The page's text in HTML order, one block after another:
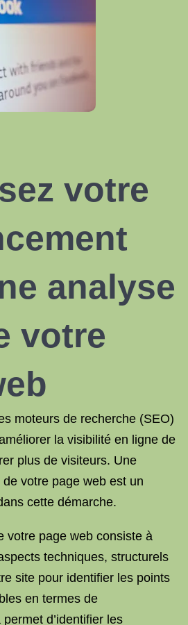
votre
analyse
votre
moteurs de recherche (SEO)
la visibilité en ligne de
plus de visiteurs. Une
votre page web est un
cette démarche.
votre page web consiste à
techniques, structurels
site pour identifier les points
en termes de
d’identifier les